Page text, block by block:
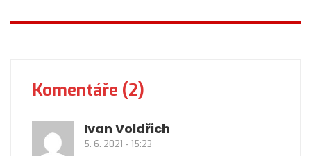
Komentáře (2)
Ivan Voldřich
5. 6. 2021 - 15:23